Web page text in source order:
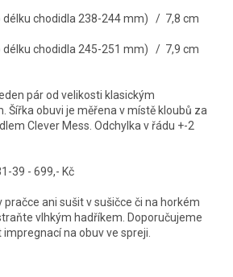
délku chodidla 238-244 mm) / 7,8 cm
délku chodidla 245-251 mm) / 7,9 cm
pár od velikosti klasickým
Šířka obuvi je měřena v místě kloubů za
Clever Mess. Odchylka v řádu +-2
39 - 699,- Kč
pračce ani sušit v sušičce či na horkém
vlhkým hadříkem. Doporučujeme
na obuv ve spreji.